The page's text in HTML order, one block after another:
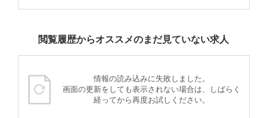
閲覧履歴からオススメのまだ見ていない求人
情報の読み込みに失敗しました。
画面の更新をしても表示されない場合は、しばらく
経ってから再度お試しください。